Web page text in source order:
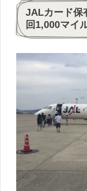
JALカード保
回1,000マイ